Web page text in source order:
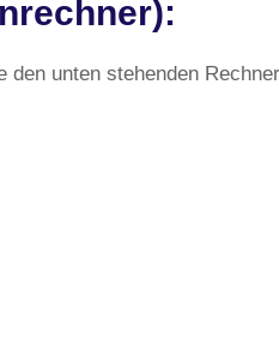
unten stehenden